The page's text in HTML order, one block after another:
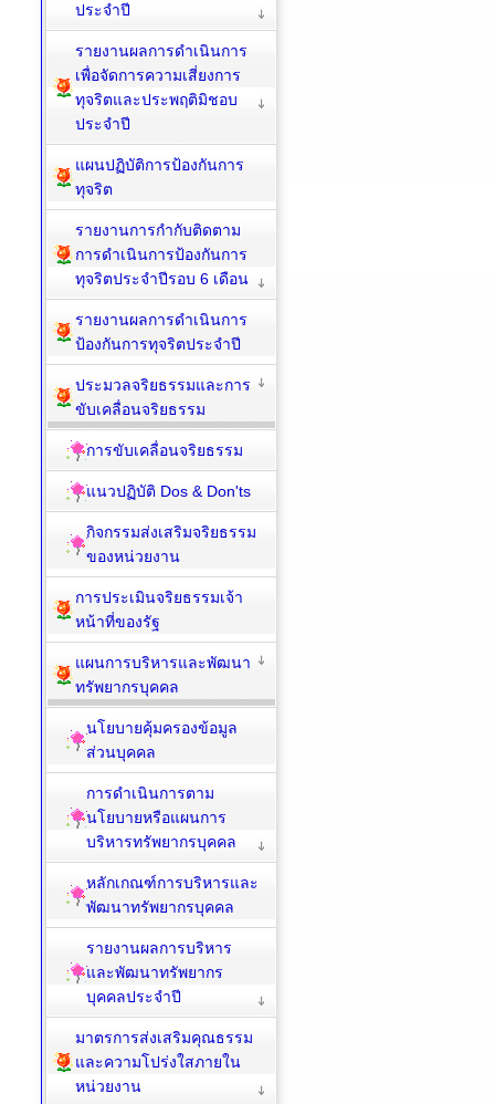
ประจำปี
รายงานผลการดำเนินการ
เพื่อจัดการความเสี่ยงการ
ทุจริตและประพฤติมิชอบ
ประจำปี
แผนปฏิบัติการป้องกันการ
ทุจริต
รายงานการกำกับติดตาม
การดำเนินการป้องกันการ
ทุจริตประจำปีรอบ 6 เดือน
รายงานผลการดำเนินการ
ป้องกันการทุจริตประจำปี
ประมวลจริยธรรมและการ
ขับเคลื่อนจริยธรรม
การขับเคลื่อนจริยธรรม
แนวปฏิบัติ Dos & Don'ts
กิจกรรมส่งเสริมจริยธรรม
ของหน่วยงาน
การประเมินจริยธรรมเจ้า
หน้าที่ของรัฐ
แผนการบริหารและพัฒนา
ทรัพยากรบุคคล
นโยบายคุ้มครองข้อมูล
ส่วนบุคคล
การดำเนินการตาม
นโยบายหรือแผนการ
บริหารทรัพยากรบุคคล
หลักเกณฑ์การบริหารและ
พัฒนาทรัพยากรบุคคล
รายงานผลการบริหาร
และพัฒนาทรัพยากร
บุคคลประจำปี
มาตรการส่งเสริมคุณธรรม
และความโปร่งใสภายใน
หน่วยงาน